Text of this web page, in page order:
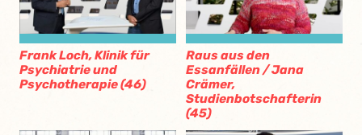
Frank Loch, Klinik für
Psychiatrie und
Psychotherapie (46)
Raus aus den
Essanfällen / Jana
Crämer,
Studienbotschafterin
(45)